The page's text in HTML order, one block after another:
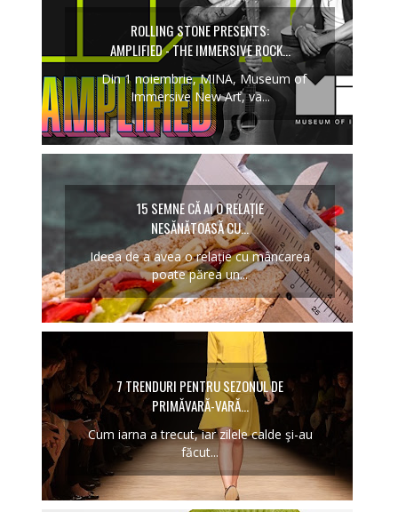
ROLLING STONE PRESENTS:
AMPLIFIED - THE IMMERSIVE ROCK...
Din 1 noiembrie, MINA, Museum of
Immersive New Art, va...
15 SEMNE CĂ AI O RELAȚIE
NESĂNĂTOASĂ CU...
Ideea de a avea o relație cu mâncarea
poate părea un...
7 TRENDURI PENTRU SEZONUL DE
PRIMĂVARĂ-VARĂ...
Cum iarna a trecut, iar zilele calde şi-au
făcut...